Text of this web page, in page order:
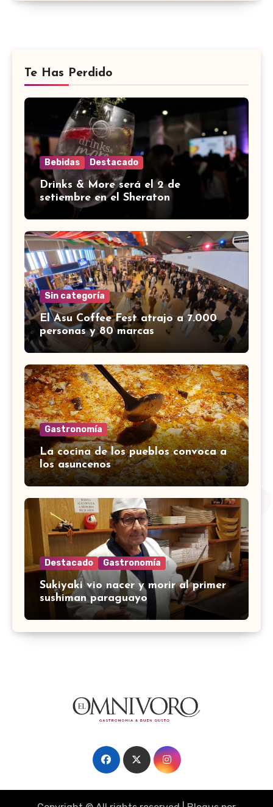
Te Has Perdido
Bebidas Destacado
Drinks & More será el 2 de
setiembre en el Sheraton
Sin categoría
El Asu Coffee Fest atrajo a 7.000
personas y 80 marcas
Gastronomía
La cocina de los pueblos convoca a
los asuncenos
Destacado Gastronomía
Sukiyaki vio nacer y morir al primer
sushiman paraguayo